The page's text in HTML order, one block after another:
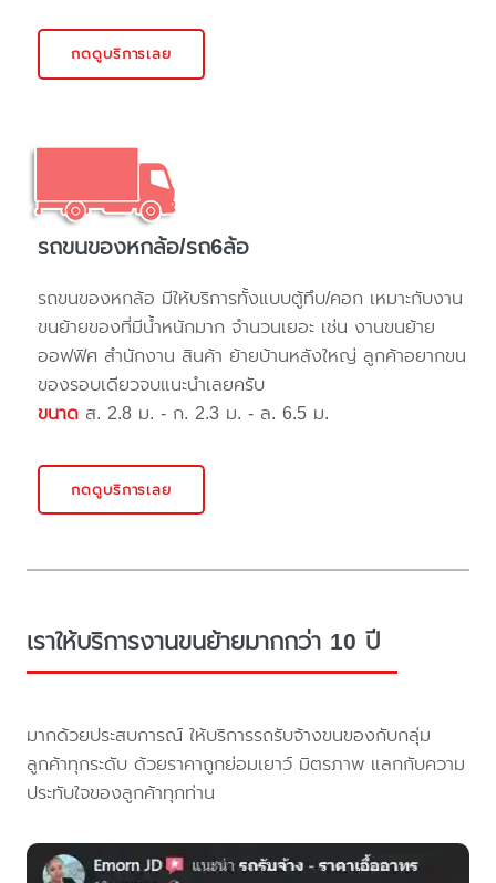
กดดูบริการเลย
รถขนของหกล้อ/รถ6ล้อ
รถขนของหกล้อ มีให้บริการทั้งแบบตู้ทึบ/คอก เหมาะกับงาน
ขนย้ายของที่มีน้ำหนักมาก จำนวนเยอะ เช่น งานขนย้าย
ออฟฟิศ สำนักงาน สินค้า ย้ายบ้านหลังใหญ่ ลูกค้าอยากขน
ของรอบเดียวจบแนะนำเลยครับ
ขนาด ส. 2.8 ม. - ก. 2.3 ม. - ล. 6.5 ม.
กดดูบริการเลย
เราให้บริการงานขนย้ายมากกว่า 10 ปี
มากด้วยประสบการณ์ ให้บริการรถรับจ้างขนของกับกลุ่ม
ลูกค้าทุกระดับ ด้วยราคาถูกย่อมเยาว์ มิตรภาพ แลกกับความ
ประทับใจของลูกค้าทุกท่าน